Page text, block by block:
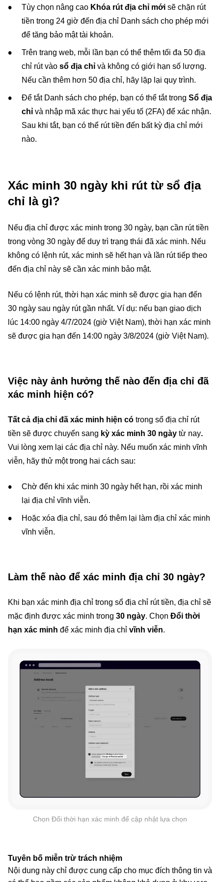
Tùy chọn nâng cao Khóa rút địa chỉ mới sẽ chặn rút
tiền trong 24 giờ đến địa chỉ Danh sách cho phép mới
để tăng bảo mật tài khoản.
Trên trang web, mỗi lần bạn có thể thêm tối đa 50 địa
chỉ rút vào sổ địa chỉ và không có giới hạn số lượng.
Nếu cần thêm hơn 50 địa chỉ, hãy lặp lại quy trình.
Để tắt Danh sách cho phép, bạn có thể tắt trong Sổ địa
chỉ và nhập mã xác thực hai yếu tố (2FA) để xác nhận.
Sau khi tắt, bạn có thể rút tiền đến bất kỳ địa chỉ mới
nào.
Xác minh 30 ngày khi rút từ sổ địa
chỉ là gì?
Nếu địa chỉ được xác minh trong 30 ngày, bạn cần rút tiền
trong vòng 30 ngày để duy trì trạng thái đã xác minh. Nếu
không có lệnh rút, xác minh sẽ hết hạn và lần rút tiếp theo
đến địa chỉ này sẽ cần xác minh bảo mật.
Nếu có lệnh rút, thời hạn xác minh sẽ được gia hạn đến
30 ngày sau ngày rút gần nhất. Ví dụ: nếu bạn giao dịch
lúc 14:00 ngày 4/7/2024 (giờ Việt Nam), thời hạn xác minh
sẽ được gia hạn đến 14:00 ngày 3/8/2024 (giờ Việt Nam).
Việc này ảnh hưởng thế nào đến địa chỉ đã
xác minh hiện có?
Tất cả địa chỉ đã xác minh hiện có trong sổ địa chỉ rút
tiền sẽ được chuyển sang kỳ xác minh 30 ngày từ nay.
Vui lòng xem lại các địa chỉ này. Nếu muốn xác minh vĩnh
viễn, hãy thử một trong hai cách sau:
Chờ đến khi xác minh 30 ngày hết hạn, rồi xác minh
lại địa chỉ vĩnh viễn.
Hoặc xóa địa chỉ, sau đó thêm lại làm địa chỉ xác minh
vĩnh viễn.
Làm thế nào để xác minh địa chỉ 30 ngày?
Khi bạn xác minh địa chỉ trong sổ địa chỉ rút tiền, địa chỉ sẽ
mặc định được xác minh trong 30 ngày. Chọn Đổi thời
hạn xác minh để xác minh địa chỉ vĩnh viễn.
Chọn Đổi thời hạn xác minh để cập nhật lựa chọn
Tuyên bố miễn trừ trách nhiệm
Nội dung này chỉ được cung cấp cho mục đích thông tin và